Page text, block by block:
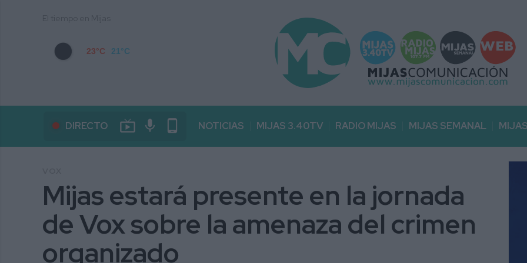
23°C 21°C
DIRECTO live_tv mic phone_android NOTICIAS MIJAS 3.40TV RADIO MIJAS MIJAS SEMANAL
Mijas estará presente en la jornada
de Vox sobre la amenaza del crimen
organizado